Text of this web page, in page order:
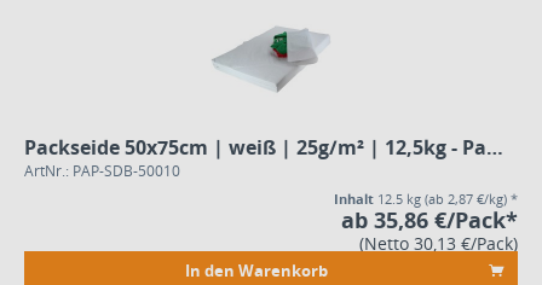
Packseide 50x75cm | weiß | 25g/m² | 12,5kg - Pack
ArtNr.: PAP-SDB-50010
Inhalt 12.5 kg (ab 2,87 €/kg) *
ab 35,86 €/Pack*
(Netto 30,13 €/Pack)
In den Warenkorb